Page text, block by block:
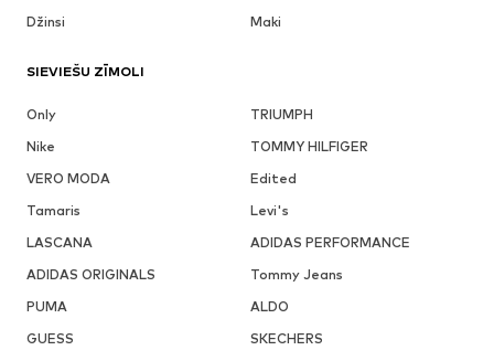
Džinsi
Maki
SIEVIEŠU ZĪMOLI
Only
TRIUMPH
Nike
TOMMY HILFIGER
VERO MODA
Edited
Tamaris
Levi's
LASCANA
ADIDAS PERFORMANCE
ADIDAS ORIGINALS
Tommy Jeans
PUMA
ALDO
GUESS
SKECHERS